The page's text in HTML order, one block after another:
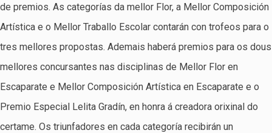
de premios. As categorías da mellor Flor, a Mellor Composición
Artística e o Mellor Traballo Escolar contarán con trofeos para o
tres mellores propostas. Ademais haberá premios para os dous
mellores concursantes nas disciplinas de Mellor Flor en
Escaparate e Mellor Composición Artística en Escaparate e o
Premio Especial Lelita Gradín, en honra á creadora orixinal do
certame. Os triunfadores en cada categoría recibirán un